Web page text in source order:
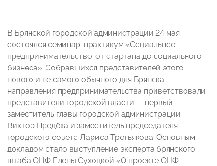
В Брянской городской администрации 24 мая
состоялся семинар-практикум «Социальное
предпринимательство: от стартапа до социального
бизнеса». Собравшихся представителей этого
нового и не самого обычного для Брянска
направления предпринимательства приветствовали
представители городской власти — первый
заместитель главы городской администрации
Виктор Предёха и заместитель председателя
городского совета Лариса Третьякова. Основным
докладом стало выступление эксперта брянского
штаба ОНФ Елены Сухоцкой «О проекте ОНФ